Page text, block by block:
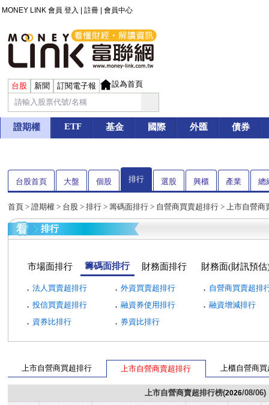
MONEY LINK 會員 登入 註冊 會員中心
台股 新聞 訂閱電子報 設為首頁
證期權 ETF 基金 國際 外匯 債券
台股首頁 大盤 個股 排行 選股 興櫃 產業 總
首頁 > 證期權 > 台股 > 排行 > 籌碼面排行 > 自營商買賣超排行 > 上市自營商
排行
市場面排行 籌碼面排行 財務面排行 財務面(財訊預估
． 法人買賣超排行 ． 外資買賣超排行 ． 自營商買賣超排
． 投信買賣超排行 ． 融資券使用排行 ． 融資增減排行
． 資券比排行 ． 券資比排行
上市自營商買超排行 上市自營商賣超排行 上櫃自營商買
上市自營商賣超排行榜(2026/08/06)